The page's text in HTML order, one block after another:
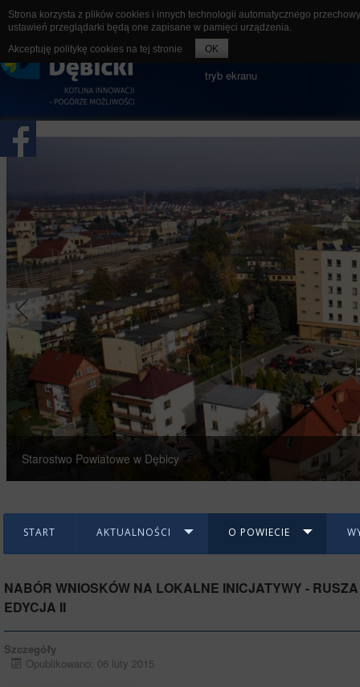
rozmiar czcionki
tryb ekranu
Starostwo Powiatowe w Dębicy
START AKTUALNOŚCI O POWIECIE
NABÓR WNIOSKÓW NA LOKALNE INICJATYWY -
EDYCJA II
Szczegóły
Opublikowano: 06 luty 2015
Strona korzysta z plików cookies i innych technologii automatycznego
ustawień przeglądarki będą one zapisane w pamięci urządzenia.
Akceptuję politykę cookies na tej stronie
OK